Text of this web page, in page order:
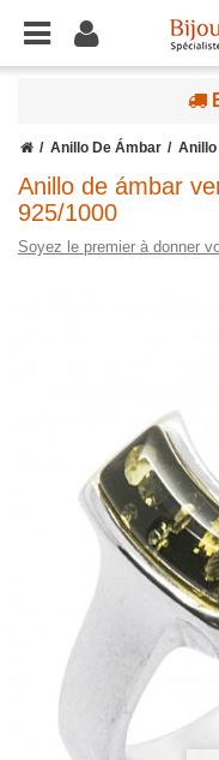
Anillo De Ámbar Anillo
Anillo de ámbar
925/1000
Soyez le premier à donner